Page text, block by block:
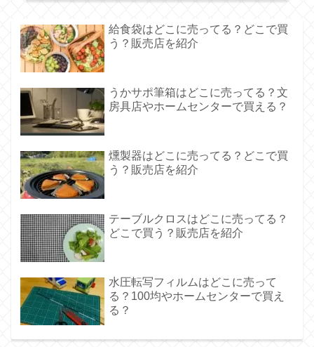
給食袋はどこに売ってる？どこで買
う？販売店を紹介
うかサポ筆箱はどこに売ってる？文
房具店やホームセンターで買える？
燻製器はどこに売ってる？どこで買
う？販売店を紹介
テーブルクロスはどこに売ってる？
どこで買う？販売店を紹介
水圧転写フィルムはどこに売って
る？100均やホームセンターで買え
る？